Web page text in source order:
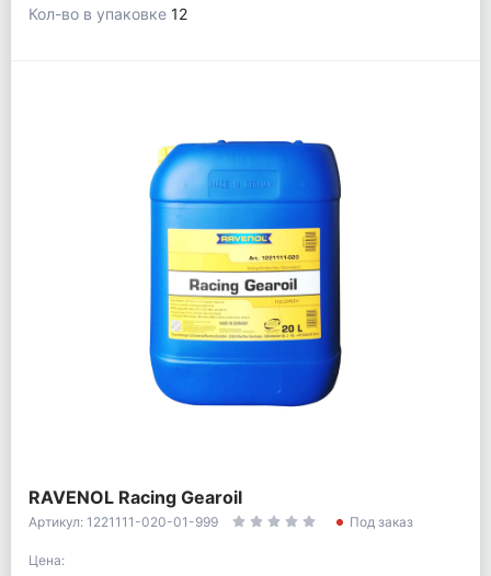
Кол-во в упаковке 12
RAVENOL Racing Gearoil
Артикул: 1221111-020-01-999 Под заказ
Цена: